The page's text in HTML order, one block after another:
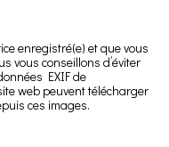
enregistré(e) et que vous
vous conseillons d’éviter
EXIF de
web peuvent télécharger
ces images.